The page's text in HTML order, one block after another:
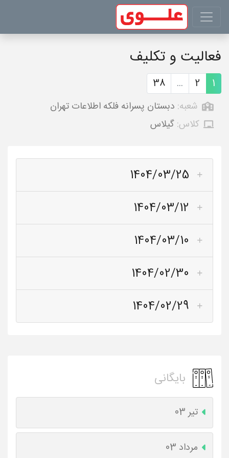
فعالیت و تکلیف
1
2
...
38
شعبه: دبستان پسرانه فلکه اطلاعات تهران
کلاس: گیلاس
1404/03/25
1404/03/12
1404/03/10
1404/02/30
1404/02/29
بایگانی
تیر 03
مرداد 03